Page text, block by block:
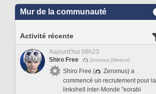
Mur de la communauté
Activité récente
Aujourd'hui 08h23
Shiro Free
Zeromus [Meteor]
Shiro Free (
Zeromus) a
commencé un recrutement pour la
linkshell inter-Monde "eorabi